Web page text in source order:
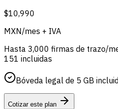
$10,990
MXN/mes + IVA
Hasta 3,000 firmas de trazo/
151 incluidas
Bóveda legal de 5 GB
Cotizar este plan